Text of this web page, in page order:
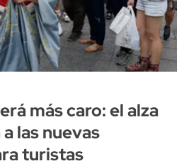
más caro: el alza
las nuevas
turistas